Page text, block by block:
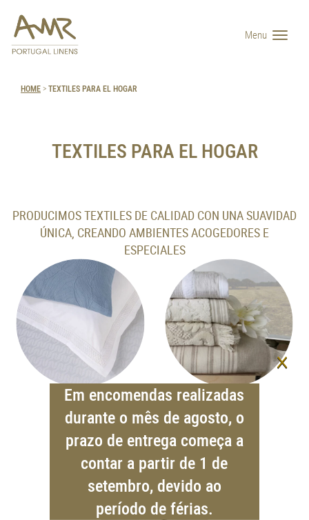
Menu
HOME>TEXTILES PARA EL HOGAR
TEXTILES PARA EL HOGAR
PRODUCIMOS TEXTILES DE CALIDAD CON UNA SUAVIDAD
ÚNICA, CREANDO AMBIENTES ACOGEDORES E
ESPECIALES
CAMA BAÑO
Em encomendas realizadas
durante o mês de agosto, o
prazo de entrega começa a
contar a partir de 1 de
setembro, devido ao
período de férias.
×